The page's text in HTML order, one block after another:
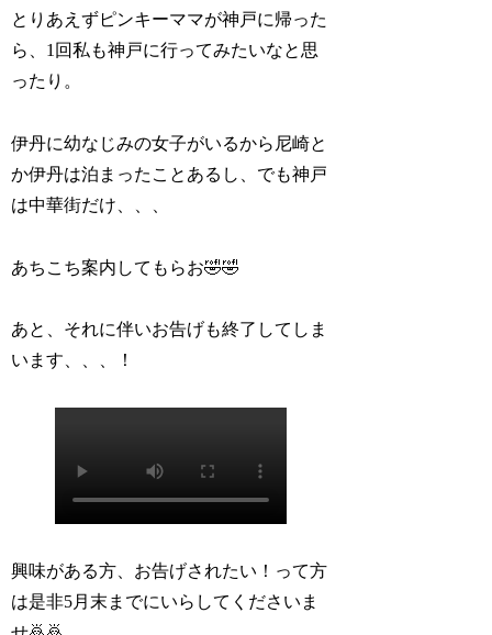
とりあえずピンキーママが神戸に帰った
ら、1回私も神戸に行ってみたいなと思
ったり。
伊丹に幼なじみの女子がいるから尼崎と
か伊丹は泊まったことあるし、でも神戸
は中華街だけ、、、
あちこち案内してもらお🤣🤣
あと、それに伴いお告げも終了してしま
います、、、！
興味がある方、お告げされたい！って方
は是非5月末までにいらしてくださいま